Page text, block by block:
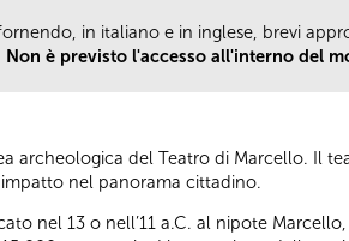
in italiano e in inglese, brevi
Non è previsto l'accesso all'interno del
archeologica del Teatro di Marcello. Il
nel panorama cittadino.
nel 13 o nell’11 a.C. al nipote